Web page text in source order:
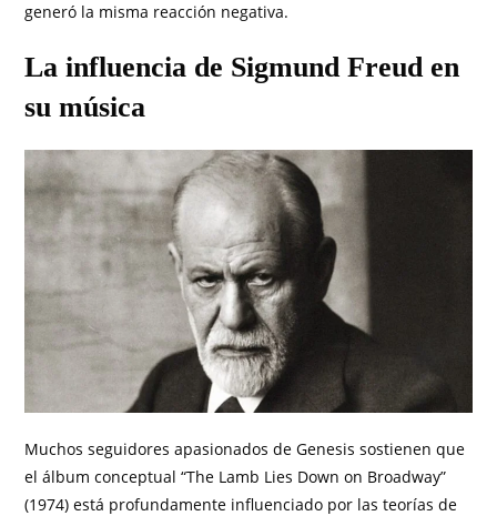
generó la misma reacción negativa.
La influencia de Sigmund Freud en
su música
Muchos seguidores apasionados de Genesis sostienen que
el álbum conceptual “The Lamb Lies Down on Broadway”
(1974) está profundamente influenciado por las teorías de